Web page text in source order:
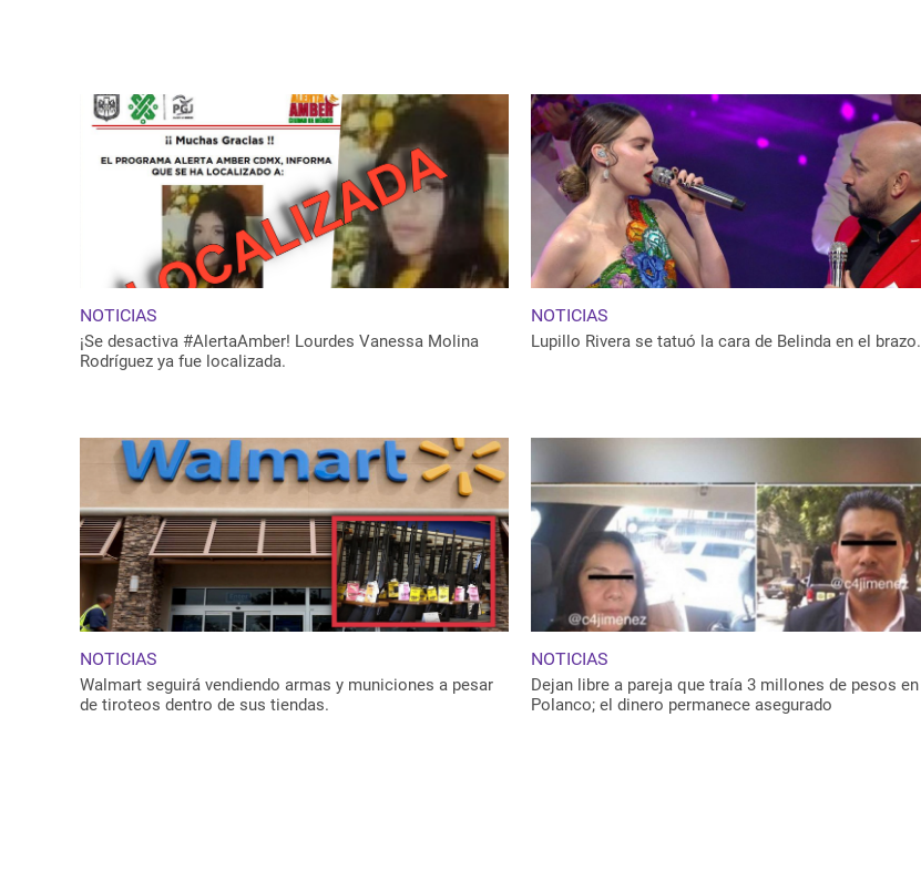
NOTICIAS
¡Se desactiva #AlertaAmber! Lourdes Vanessa Molina
Rodríguez ya fue localizada.
NOTICIAS
Lupillo Rivera se tatuó la cara de Belinda en el brazo.
NOTICIAS
Walmart seguirá vendiendo armas y municiones a pesar
de tiroteos dentro de sus tiendas.
NOTICIAS
Dejan libre a pareja que traía 3 millones de pesos en
Polanco; el dinero permanece asegurado